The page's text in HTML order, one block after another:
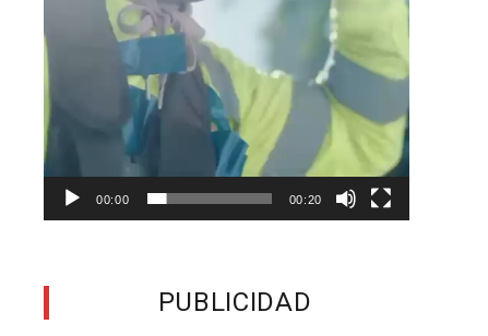
00:00 00:20
PUBLICIDAD